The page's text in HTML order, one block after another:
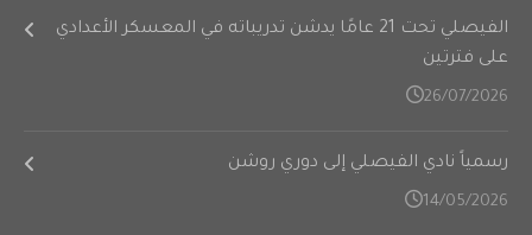
الفيصلي تحت 21 عامًا يدشن تدريباته في المعسكر الأعدادي
على فترتين
26/07/2026
رسمياً نادي الفيصلي إلى دوري روشن
14/05/2026